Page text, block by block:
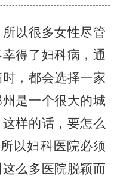
以很多女性尽管
得了妇科病，通
，都会选择一家
是一个很大的城
样的话，要怎么
以妇科医院必须
么多医院脱颖而